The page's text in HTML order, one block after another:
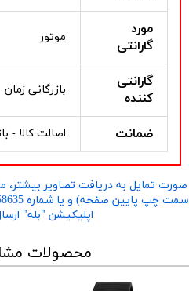
مورد
گارانتی
موتور
گارانتی
کننده
بازرگانی زمان
ضمانت اصالت کالا -
تمایل به دریافت تصاویر بیشتر،
اپلیکیشن "بله"
محصولات